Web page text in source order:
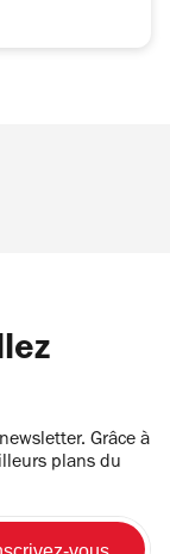
Grâce à
plans du